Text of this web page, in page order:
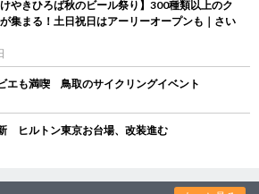
けやきひろば秋のビール祭り】300種類以上のク
集まる！土日祝日はアーリーオープンも｜さい
エも満喫 鳥取のサイクリングイベント
ヒルトン東京お台場、改装進む